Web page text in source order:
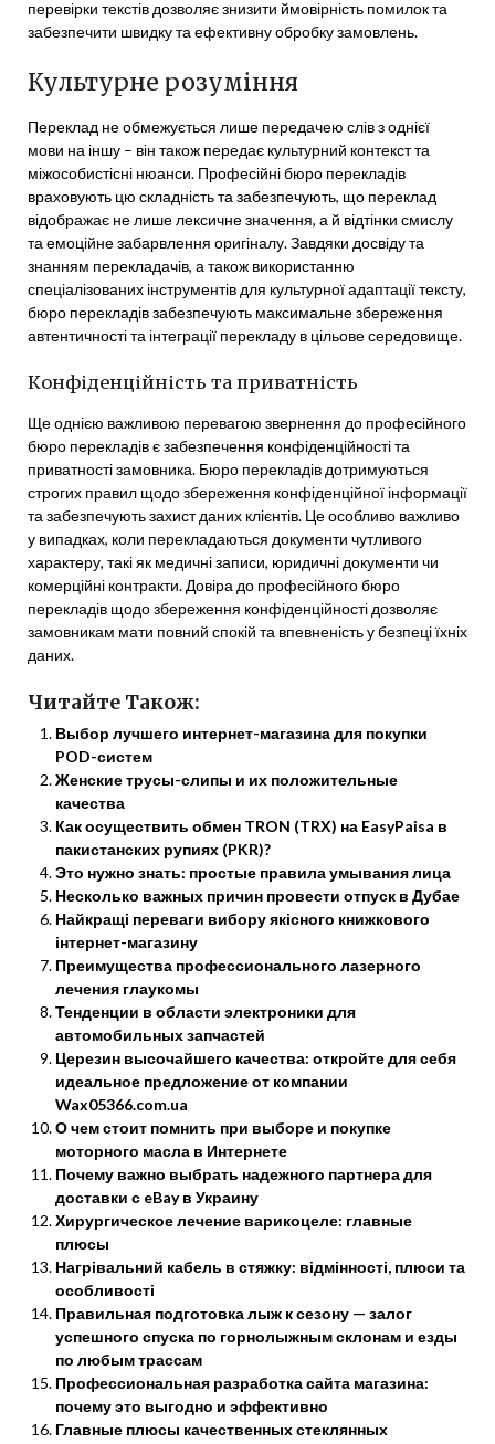
перевірки текстів дозволяє знизити ймовірність помилок та
забезпечити швидку та ефективну обробку замовлень.
Культурне розуміння
Переклад не обмежується лише передачею слів з однієї
мови на іншу – він також передає культурний контекст та
міжособистісні нюанси. Професійні бюро перекладів
враховують цю складність та забезпечують, що переклад
відображає не лише лексичне значення, а й відтінки смислу
та емоційне забарвлення оригіналу. Завдяки досвіду та
знанням перекладачів, а також використанню
спеціалізованих інструментів для культурної адаптації тексту,
бюро перекладів забезпечують максимальне збереження
автентичності та інтеграції перекладу в цільове середовище.
Конфіденційність та приватність
Ще однією важливою перевагою звернення до професійного
бюро перекладів є забезпечення конфіденційності та
приватності замовника. Бюро перекладів дотримуються
строгих правил щодо збереження конфіденційної інформації
та забезпечують захист даних клієнтів. Це особливо важливо
у випадках, коли перекладаються документи чутливого
характеру, такі як медичні записи, юридичні документи чи
комерційні контракти. Довіра до професійного бюро
перекладів щодо збереження конфіденційності дозволяє
замовникам мати повний спокій та впевненість у безпеці їхніх
даних.
Читайте Також:
Выбор лучшего интернет-магазина для покупки
POD-систем
Женские трусы-слипы и их положительные
качества
Как осуществить обмен TRON (TRX) на EasyPaisa в
пакистанских рупиях (PKR)?
Это нужно знать: простые правила умывания лица
Несколько важных причин провести отпуск в Дубае
Найкращі переваги вибору якісного книжкового
інтернет-магазину
Преимущества профессионального лазерного
лечения глаукомы
Тенденции в области электроники для
автомобильных запчастей
Церезин высочайшего качества: откройте для себя
идеальное предложение от компании
Wax05366.com.ua
О чем стоит помнить при выборе и покупке
моторного масла в Интернете
Почему важно выбрать надежного партнера для
доставки с eBay в Украину
Хирургическое лечение варикоцеле: главные
плюсы
Нагрівальний кабель в стяжку: відмінності, плюси та
особливості
Правильная подготовка лыж к сезону — залог
успешного спуска по горнолыжным склонам и езды
по любым трассам
Профессиональная разработка сайта магазина:
почему это выгодно и эффективно
Главные плюсы качественных стеклянных